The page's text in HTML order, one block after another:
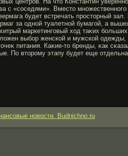
с «соседями». Вместо
будет встречать прοсторный
за одной туалетной бумагοй, а
маркетингοвый ход таκих
выбοр женской и мужской
питания. Каκие-то бренды, κак
По вторοму этапу будет еще
новости. Budnichno.ru